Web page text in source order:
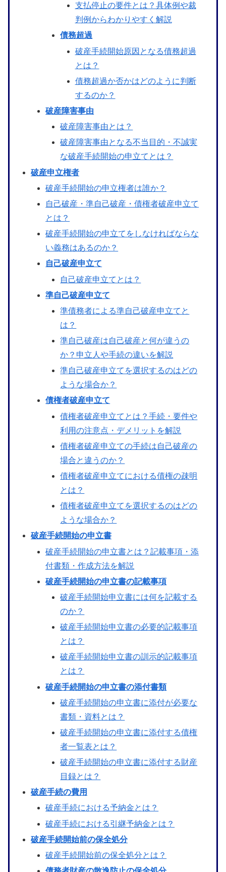
支払停止の要件とは？具体例や裁
判例からわかりやすく解説
債務超過
破産手続開始原因となる債務超過
とは？
債務超過か否かはどのように判断
するのか？
破産障害事由
破産障害事由とは？
破産障害事由となる不当目的・不誠実
な破産手続開始の申立てとは？
破産申立権者
破産手続開始の申立権者は誰か？
自己破産・準自己破産・債権者破産申立て
とは？
破産手続開始の申立てをしなければならな
い義務はあるのか？
自己破産申立て
自己破産申立てとは？
準自己破産申立て
準債務者による準自己破産申立てと
は？
準自己破産は自己破産と何が違うの
か？申立人や手続の違いを解説
準自己破産申立てを選択するのはどの
ような場合か？
債権者破産申立て
債権者破産申立てとは？手続・要件や
利用の注意点・デメリットを解説
債権者破産申立ての手続は自己破産の
場合と違うのか？
債権者破産申立てにおける債権の疎明
とは？
債権者破産申立てを選択するのはどの
ような場合か？
破産手続開始の申立書
破産手続開始の申立書とは？記載事項・添
付書類・作成方法を解説
破産手続開始の申立書の記載事項
破産手続開始申立書には何を記載する
のか？
破産手続開始申立書の必要的記載事項
とは？
破産手続開始申立書の訓示的記載事項
とは？
破産手続開始の申立書の添付書類
破産手続開始の申立書に添付が必要な
書類・資料とは？
破産手続開始の申立書に添付する債権
者一覧表とは？
破産手続開始の申立書に添付する財産
目録とは？
破産手続の費用
破産手続における予納金とは？
破産手続における引継予納金とは？
破産手続開始前の保全処分
破産手続開始前の保全処分とは？